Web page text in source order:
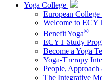
Yoga College
European
Welcome to
Benefit Yoga®
ECYT Study
Become a Yoga
Yoga-Therapy
People,
The Integrative